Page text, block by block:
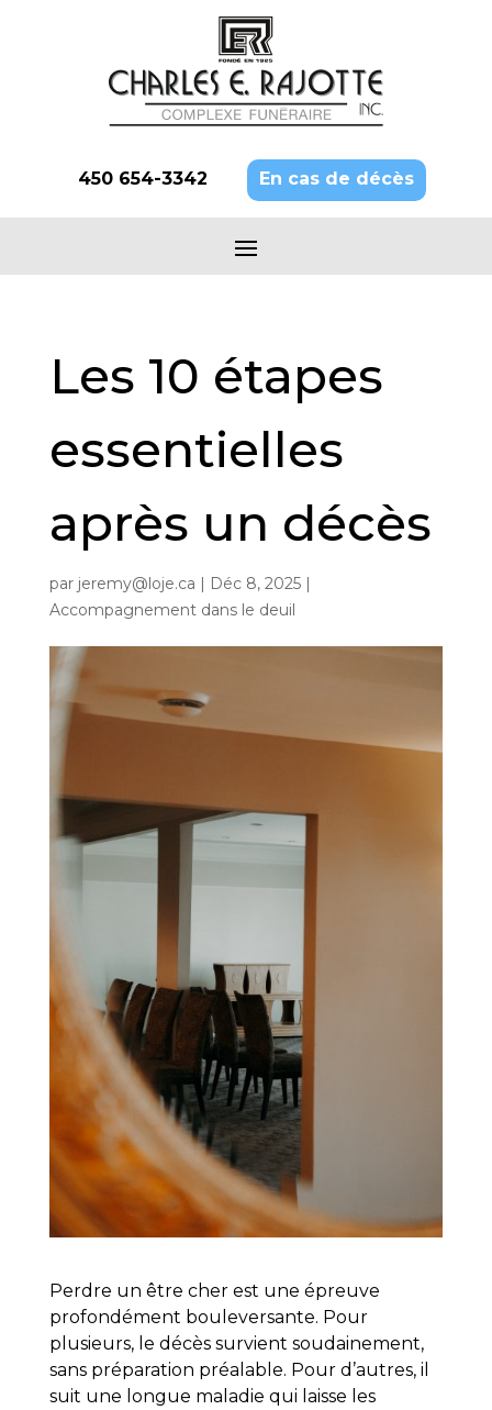
450 654-3342 En cas de décès
Les 10 étapes
essentielles
après un décès
par jeremy@loje.ca | Déc 8, 2025|
Accompagnement dans le deuil
Perdre un être cher est une épreuve
profondément bouleversante. Pour
plusieurs, le décès survient soudainement,
sans préparation préalable. Pour d’autres, il
suit une longue maladie qui laisse les